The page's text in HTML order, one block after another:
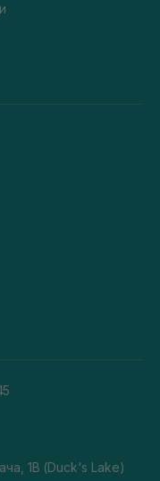
1В (Duck's Lake)